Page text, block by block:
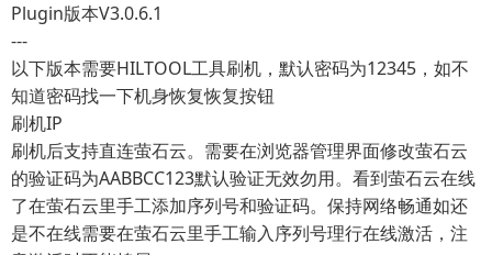
Plugin版本V3.0.6.1
---
以下版本需要HILTOOL工具刷机，默认密码为12345，如不
知道密码找一下机身恢复恢复按钮
刷机IP
刷机后支持直连萤石云。需要在浏览器管理界面修改萤石云
的验证码为AABBCC123默认验证无效勿用。看到萤石云在线
了在萤石云里手工添加序列号和验证码。保持网络畅通如还
是不在线需要在萤石云里手工输入序列号理行在线激活，注